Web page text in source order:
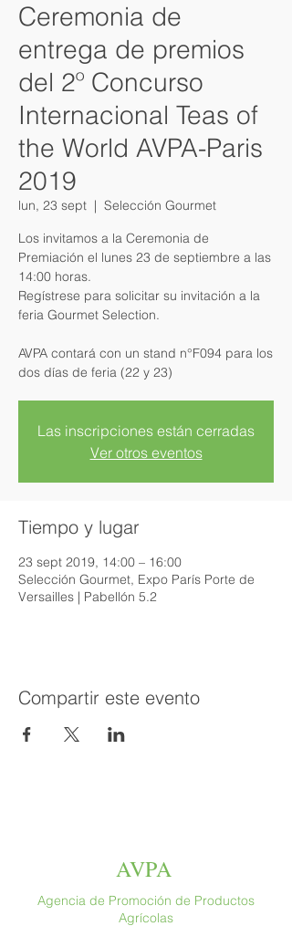
Ceremonia de
entrega de premios
del 2º Concurso
Internacional Teas of
the World AVPA-Paris
2019
lun, 23 sept
  |
Selección Gourmet
Los invitamos a la Ceremonia de
Premiación el lunes 23 de septiembre a las
14:00 horas.
Regístrese para solicitar su invitación a la
feria Gourmet Selection.
AVPA contará con un stand n°F094 para los
dos días de feria (22 y 23)
Las inscripciones están cerradas
Ver otros eventos
Tiempo y lugar
23 sept 2019, 14:00 – 16:00
Selección Gourmet, Expo París Porte de
Versailles | Pabellón 5.2
Compartir este evento
AVPA
Agencia de Promoción de Productos
Agrícolas